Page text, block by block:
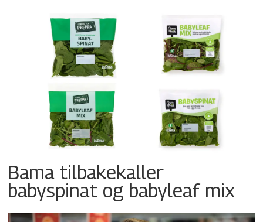
Bama tilbakekaller
babyspinat og babyleaf mix